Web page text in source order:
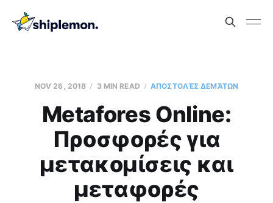
NOV 26, 2018 3 MIN READ AΠΟΣΤΟΛΈΣ ΔΕΜΆΤΩΝ
Metafores Online:
Προσφορές για
μετακομίσεις και
μεταφορές